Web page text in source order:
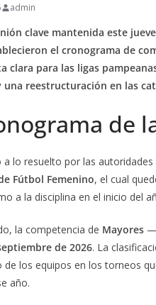
admin
clave mantenida este
el cronograma de
clara para las ligas
reestructuración en las
de
a lo resuelto por las
Fútbol Femenino, el cual
a la disciplina en el inicio del
la competencia de Mayores
de 2026. La
de los equipos en los torneos
año.